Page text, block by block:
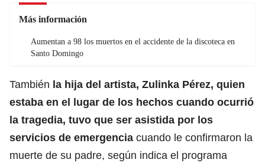
Más información
Aumentan a 98 los muertos en el accidente de la discoteca en
Santo Domingo
También la hija del artista, Zulinka Pérez, quien
estaba en el lugar de los hechos cuando ocurrió
la tragedia, tuvo que ser asistida por los
servicios de emergencia cuando le confirmaron la
muerte de su padre, según indica el programa